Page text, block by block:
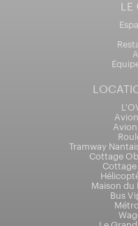
LE
Avion
Tramway
Cottage
Cottage
Maison du
Bus